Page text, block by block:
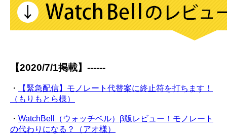
【2020/7/1掲載】------
・
【緊急配信】モノレート代替案に終止符を打ちます！
（もりもとら様）
・ WatchBell（ウォッチベル）β版レビュー！モノレート
の代わりになる？（アオ様）